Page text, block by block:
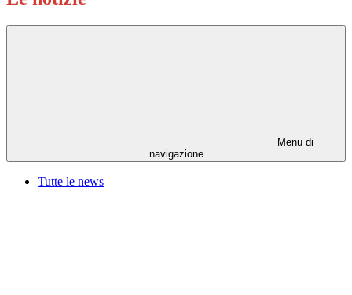
Menu di
navigazione
Tutte le news